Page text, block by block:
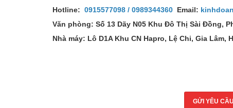
Hotline: 0915577098 / 0989344360 Email:
Văn phòng: Số 13 Dãy N05 Khu Đô Thị Sài Đồng,
Nhà máy: Lô D1A Khu CN Hapro, Lệ Chi, Gia Lâm,
GỬI YÊU